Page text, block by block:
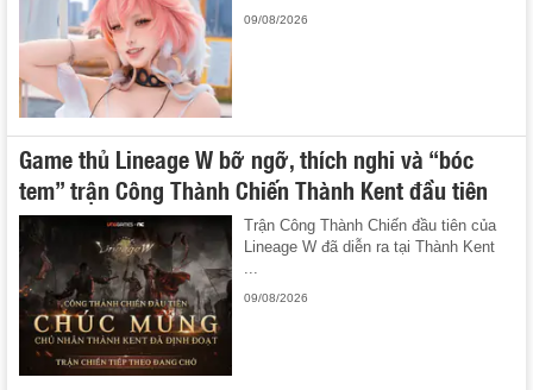
09/08/2026
Game thủ Lineage W bỡ ngỡ, thích nghi và “bóc
tem” trận Công Thành Chiến Thành Kent đầu tiên
Trận Công Thành Chiến đầu tiên của
Lineage W đã diễn ra tại Thành Kent
...
09/08/2026